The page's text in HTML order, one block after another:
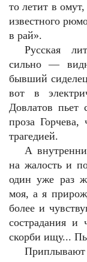
то летит в
известного
в рай».
Русская
сильно —
бывший
вот в
Довлатов пьет
проза Горчева,
трагедией.
А
на жалость и
один уже раз
моя, а я
более и
сострадания и
скорби ищу...